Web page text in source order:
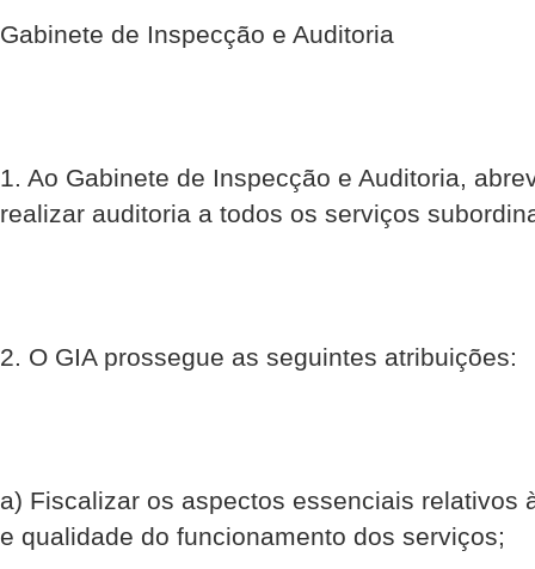
Gabinete de Inspecção e Auditoria
1. Ao Gabinete de Inspecção e Auditoria,
realizar auditoria a todos os serviços
2. O GIA prossegue as seguintes atribuições:
a) Fiscalizar os aspectos essenciais relativos
e qualidade do funcionamento dos serviços;